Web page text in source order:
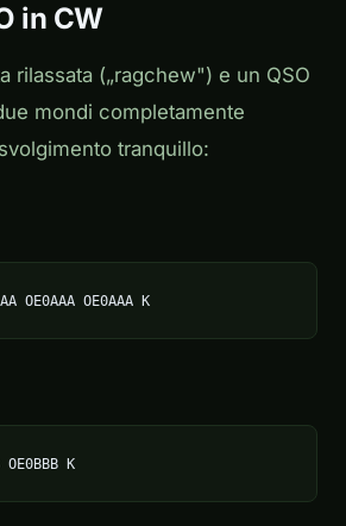
in CW
rilassata („ragchew") e un QSO
mondi completamente
tranquillo:
OE0AAA OE0AAA K
OE0BBB K